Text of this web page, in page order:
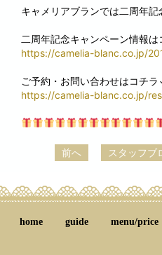
キャメリアブランでは二周年
二周年記念キャンペーン情報
https://camelia-blanc.co.jp/
ご予約・お問い合わせはコチ
https://camelia-blanc.co.jp/
前へ スタッフブ
home guide menu/price